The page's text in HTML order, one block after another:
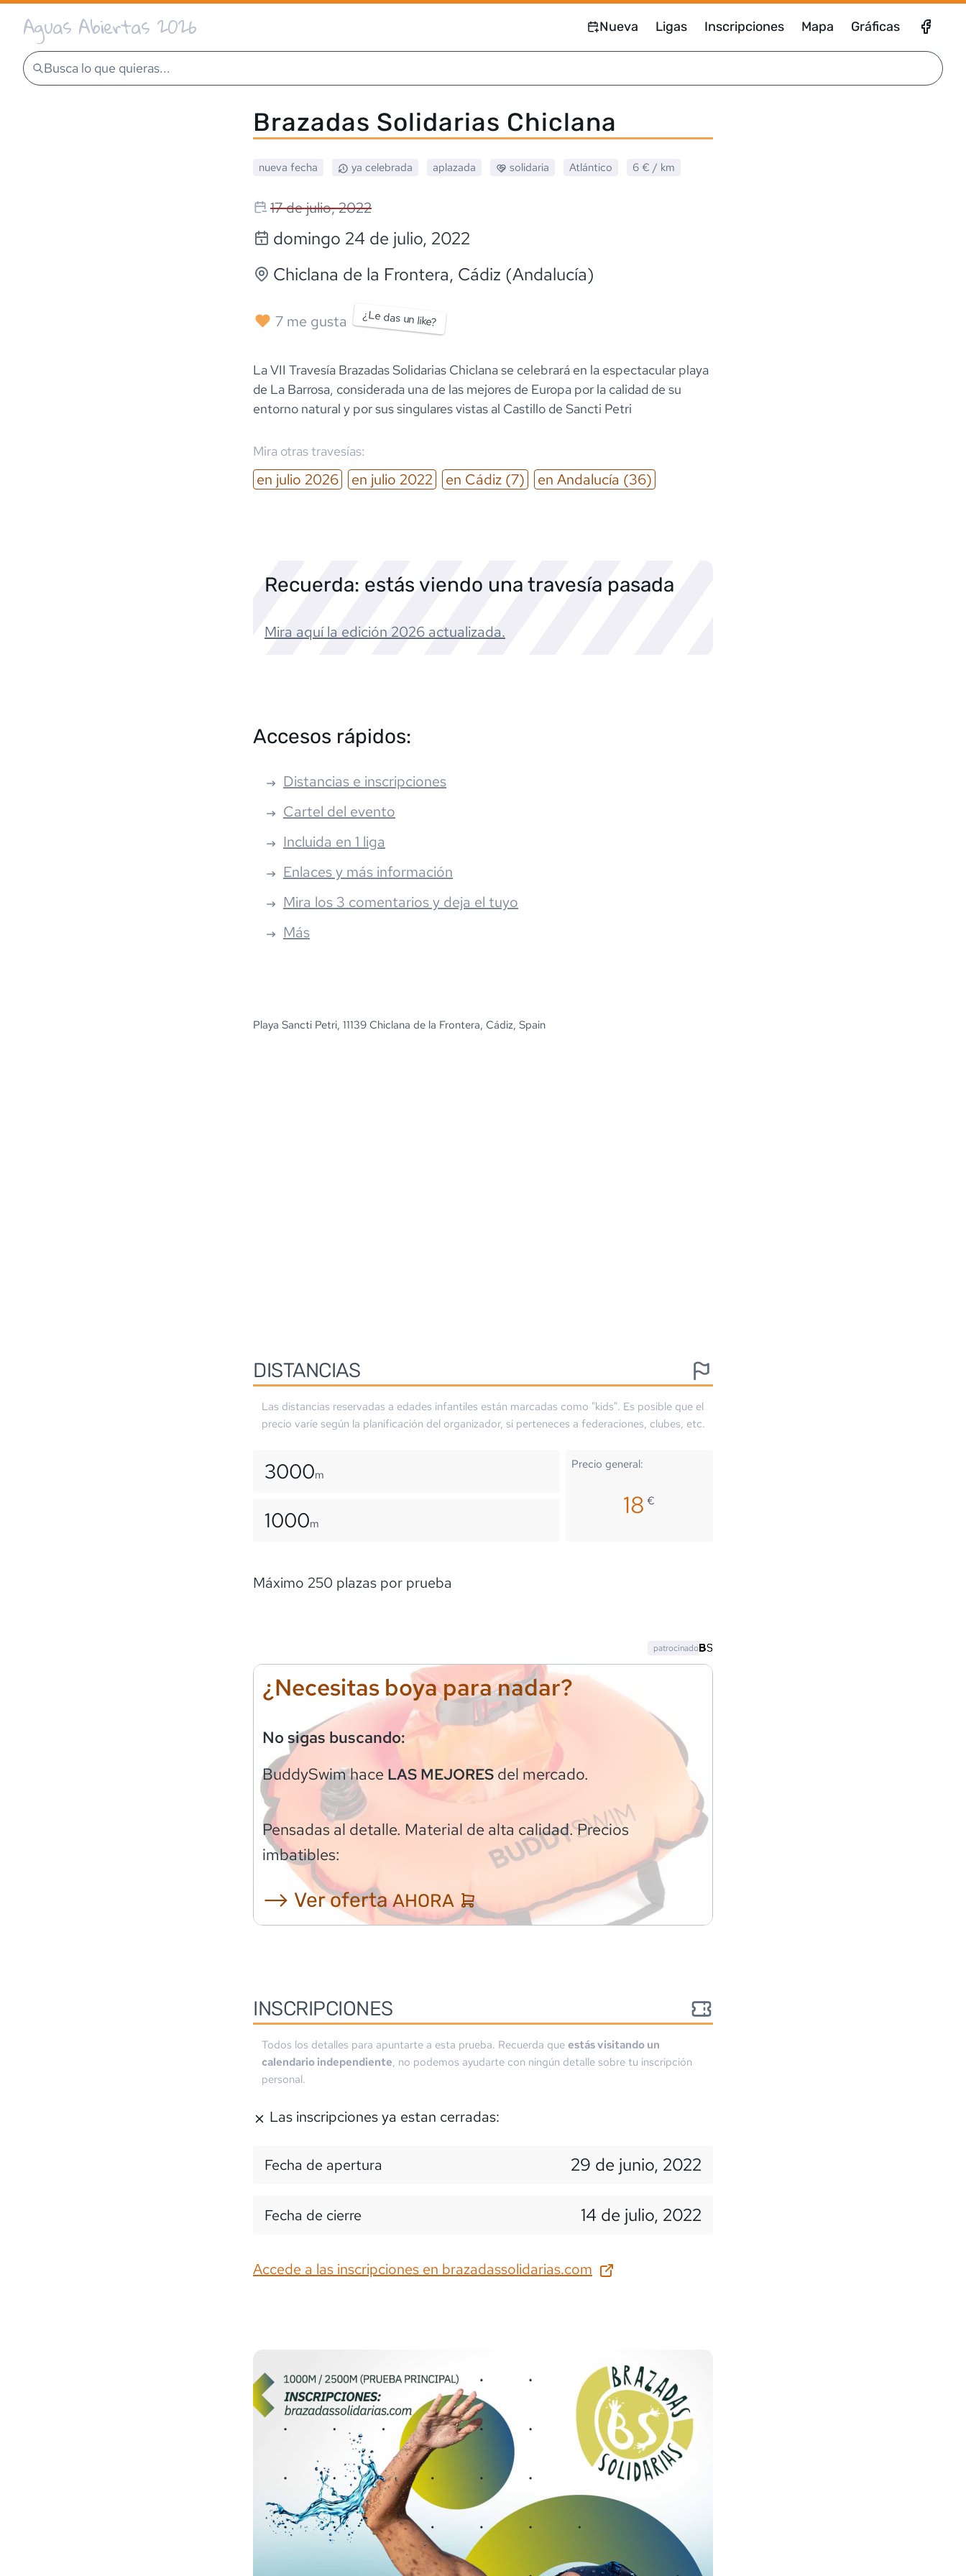
Aguas Abiertas 2026 Nueva Ligas Inscripciones Mapa Gráficas
Busca lo que quieras...
Brazadas Solidarias Chiclana
nueva fecha ya celebrada aplazada solidaria Atlántico 6 € / km
17 de julio, 2022
domingo 24 de julio, 2022
Chiclana de la Frontera, Cádiz (Andalucía)
7 me gusta ¿Le das un like?
La VII Travesía Brazadas Solidarias Chiclana se celebrará en la espectacular playa
de La Barrosa, considerada una de las mejores de Europa por la calidad de su
entorno natural y por sus singulares vistas al Castillo de Sancti Petri
Mira otras travesías:
en julio 2026 en julio 2022 en Cádiz (7) en Andalucía (36)
Recuerda: estás viendo una travesía pasada
Mira aquí la edición 2026 actualizada.
Accesos rápidos:
Distancias e inscripciones
Cartel del evento
Incluida en 1 liga
Enlaces y más información
Mira los 3 comentarios y deja el tuyo
Más
Playa Sancti Petri, 11139 Chiclana de la Frontera, Cádiz, Spain
DISTANCIAS
Las distancias reservadas a edades infantiles están marcadas como "kids". Es posible que el
precio varíe según la planificación del organizador, si perteneces a federaciones, clubes, etc.
3000m
1000m
Precio general:
18€
Máximo 250 plazas por prueba
¿Necesitas boya para nadar?
No sigas buscando:
BuddySwimhaceLAS MEJORESdel mercado.
Pensadas al detalle. Material de alta calidad. Precios
imbatibles:
⟶ Ver ofertaAHORA
patrocinado
INSCRIPCIONES
Todos los detalles para apuntarte a esta prueba. Recuerda que estás visitando un
calendario independiente, no podemos ayudarte con ningún detalle sobre tu inscripción
personal.
Las inscripciones ya estan cerradas:
Fecha de apertura 29 de junio, 2022
Fecha de cierre 14 de julio, 2022
Accede a las inscripciones en brazadassolidarias.com